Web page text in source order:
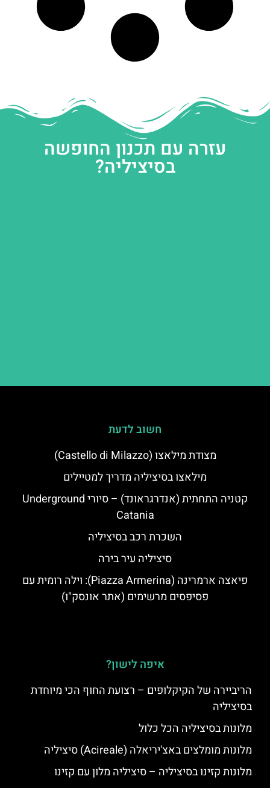
עזרה עם תכנון החופשה
בסיציליה?
חשוב לדעת
מצודת מילאצו (Castello di Milazzo)
מילאצו בסיציליה מדריך למטיילים
קטניה התחתית (אנדרגראונד) – סיורי Underground
Catania
השכרת רכב בסיציליה
סיציליה עיר בירה
פיאצה ארמרינה (Piazza Armerina): וילה רומית עם
פסיפסים מרשימים (אתר אונסק"ו)
איפה לישון?
הריביירה של הקיקלופים – רצועת החוף הכי מיוחדת
בסיציליה
מלונות בסיציליה הכל כלול
מלונות מומלצים באצ'יריאלה (Acireale) סיציליה
מלונות קזינו בסיציליה – סיציליה מלון עם קזינו